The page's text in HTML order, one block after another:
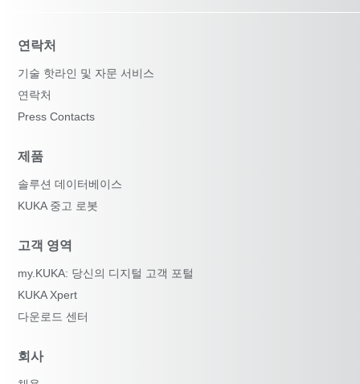
연락처
기술 핫라인 및 자문 서비스
연락처
Press Contacts
제품
솔루션 데이터베이스
KUKA 중고 로봇
고객 영역
my.KUKA: 당신의 디지털 고객 포털
KUKA Xpert
다운로드 센터
회사